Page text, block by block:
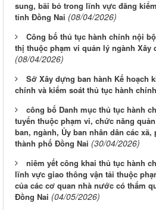
sung, bãi bỏ trong lĩnh vực đăng
tỉnh Đồng Nai (08/04/2026)
Công bố thủ tục hành chính nội
thị thuộc phạm vi quản lý ngành Xây
(08/04/2026)
Sở Xây dựng ban hành Kế hoạch
chính và kiểm soát thủ tục hành
công bố Danh mục thủ tục hành
tuyến thuộc phạm vi, chức năng
ban, ngành, Ủy ban nhân dân các
thành phố Đồng Nai (30/04/2026)
niêm yết công khai thủ tục hành
lĩnh vực giao thông vận tải thuộc
của các cơ quan nhà nước có thẩm
Đồng Nai (04/05/2026)